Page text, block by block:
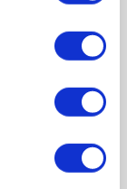
semana con
una ampolla
concentrado,